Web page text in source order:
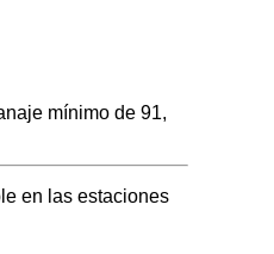
mínimo de 91,
en las estaciones